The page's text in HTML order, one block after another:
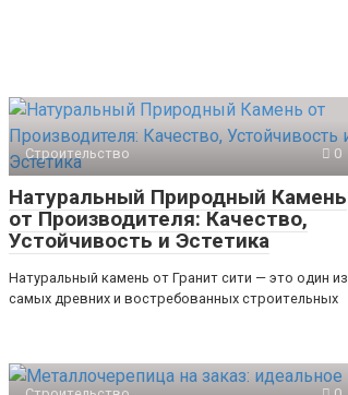
Строительство 0
Натуральный Природный Камень
от Производителя: Качество,
Устойчивость и Эстетика
Натуральный камень от Гранит сити — это один из
самых древних и востребованных строительных